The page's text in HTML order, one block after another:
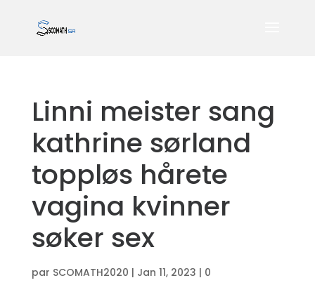
Linni meister sang
kathrine sørland
toppløs hårete
vagina kvinner
søker sex
par SCOMATH2020 | Jan 11, 2023 | 0